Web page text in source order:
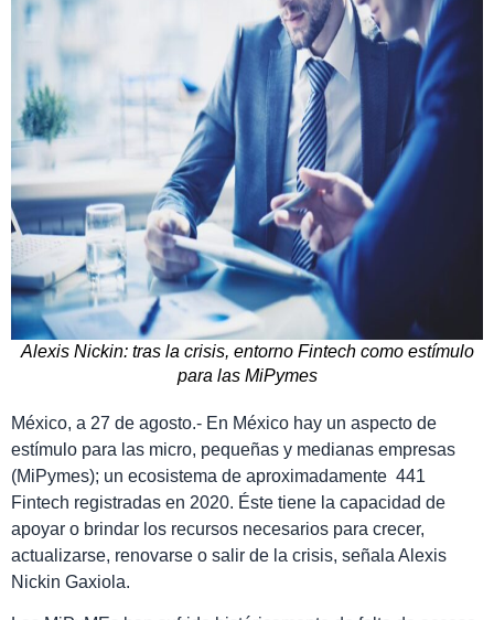
Alexis Nickin: tras la crisis, entorno Fintech como estímulo
para las MiPymes
México, a 27 de agosto.- En México hay un aspecto de
estímulo para las micro, pequeñas y medianas empresas
(MiPymes); un ecosistema de aproximadamente 441
Fintech registradas en 2020. Éste tiene la capacidad de
apoyar o brindar los recursos necesarios para crecer,
actualizarse, renovarse o salir de la crisis, señala Alexis
Nickin Gaxiola.